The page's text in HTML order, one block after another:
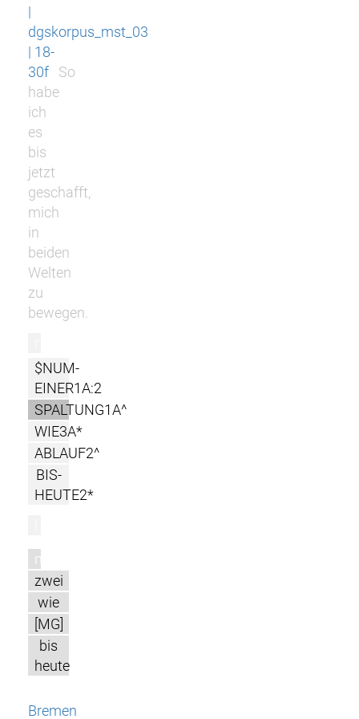
|
dgskorpus_mst_03
| 18-
30f
So
habe
ich
es
bis
jetzt
geschafft,
mich
in
beiden
Welten
zu
bewegen.
$NUM-
EINER1A:2
SPALTUNG1A^
WIE3A*
ABLAUF2^
BIS-
HEUTE2*
m
zwei
wie
[MG]
bis
heute
Bremen